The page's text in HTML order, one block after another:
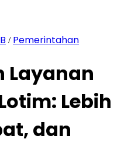
/ Pemerintahan
Layanan
Lebih
dan